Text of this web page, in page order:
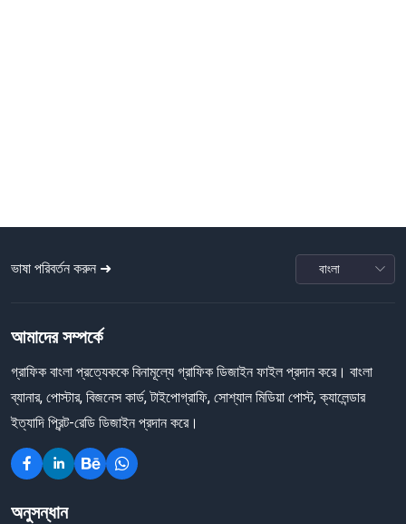
ভাষা পরিবর্তন করুন ➜
আমাদের সম্পর্কে
গ্রাফিক বাংলা প্রত্যেককে বিনামূল্যে গ্রাফিক ডিজাইন ফাইল প্রদান করে। বাংলা
ব্যানার, পোস্টার, বিজনেস কার্ড, টাইপোগ্রাফি, সোশ্যাল মিডিয়া পোস্ট, ক্যালেন্ডার
ইত্যাদি প্রিন্ট-রেডি ডিজাইন প্রদান করে।
অনুসন্ধান